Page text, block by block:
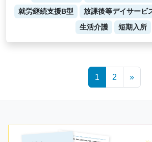
就労継続支援B型
放課後等デイサービ
生活介護
短期入所
1 2 »